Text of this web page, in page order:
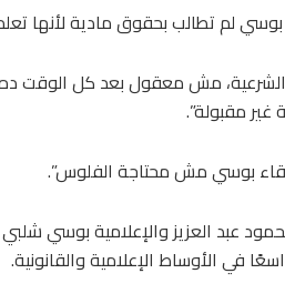
لم تطالب بحقوق مادية لأنها
مش معقول بعد كل
غير مقبولة”.
بوسي مش محتاجة الفلوس”.
محمود عبد العزيز والإعلامية بوسي
في الأوساط الإعلامية والقانونية.